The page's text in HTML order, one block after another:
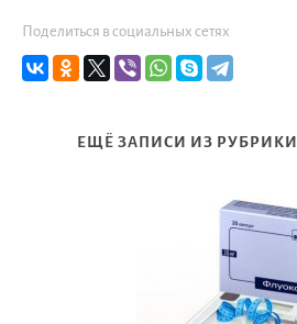
Поделиться в социальных сетях
ЕЩЁ ЗАПИСИ ИЗ РУБРИКИ